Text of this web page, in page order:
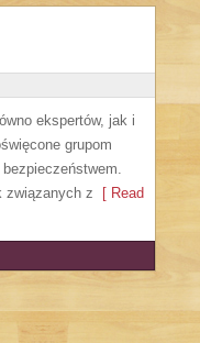
ekspertów, jak i
grupom
związanych z [ Read